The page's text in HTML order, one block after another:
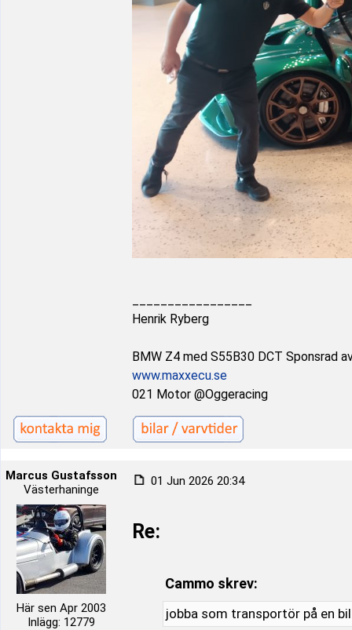
Henrik Ryberg
BMW Z4 med S55B30 DCT Sponsrad
www.maxxecu.se
021 Motor @Oggeracing
Marcus Gustafsson
Västerhaninge
Här sen Apr 2003
Inlägg: 12779
01 Jun 2026 20:34
Re:
Cammo skrev:
jobba som transportör på en